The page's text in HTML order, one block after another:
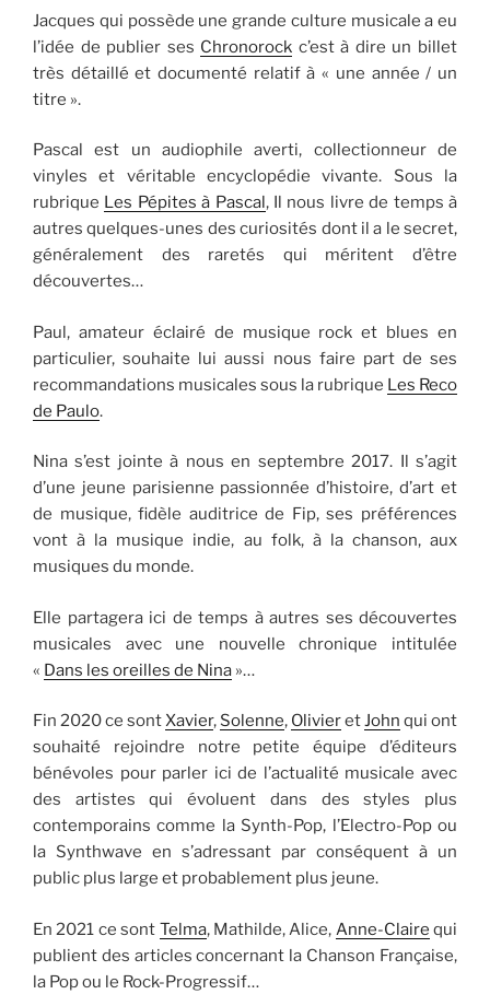
Jacques qui possède une grande culture musicale a eu
l’idée de publier ses Chronorock c’est à dire un billet
très détaillé et documenté relatif à « une année / un
titre ».
Pascal est un audiophile averti, collectionneur de
vinyles et véritable encyclopédie vivante. Sous la
rubrique Les Pépites à Pascal, Il nous livre de temps à
autres quelques-unes des curiosités dont il a le secret,
généralement des raretés qui méritent d’être
découvertes…
Paul, amateur éclairé de musique rock et blues en
particulier, souhaite lui aussi nous faire part de ses
recommandations musicales sous la rubrique Les Reco
de Paulo.
Nina s’est jointe à nous en septembre 2017. Il s’agit
d’une jeune parisienne passionnée d’histoire, d’art et
de musique, fidèle auditrice de Fip, ses préférences
vont à la musique indie, au folk, à la chanson, aux
musiques du monde.
Elle partagera ici de temps à autres ses découvertes
musicales avec une nouvelle chronique intitulée
« Dans les oreilles de Nina »…
Fin 2020 ce sontXavier, Solenne, OlivieretJohn qui ont
souhaité rejoindre notre petite équipe d’éditeurs
bénévoles pour parler ici de l’actualité musicale avec
des artistes qui évoluent dans des styles plus
contemporains comme la Synth-Pop, l’Electro-Pop ou
la Synthwave en s’adressant par conséquent à un
public plus large et probablement plus jeune.
En 2021 ce sont Telma, Mathilde, Alice, Anne-Claire qui
publient des articles concernant la Chanson Française,
la Pop ou le Rock-Progressif…